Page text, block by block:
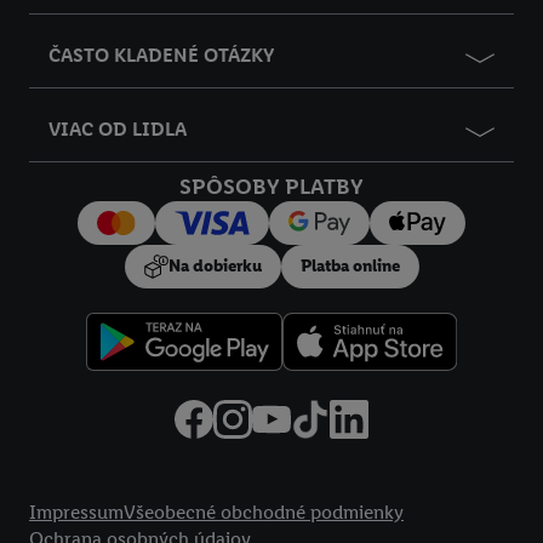
ČASTO KLADENÉ OTÁZKY
VIAC OD LIDLA
SPÔSOBY PLATBY
Na dobierku Platba online
ImpressumVšeobecné obchodné podmienky